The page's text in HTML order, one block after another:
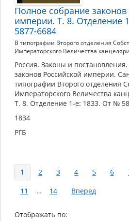
Полное собрание законов
империи. Т. 8. Отделение
5877-6684
В типографии Второго отделения
Императорского Величества
Россия. Законы и
законов Российской империи.
типографии Второго отделения
Императорского Величества
Т. 8. Отделение 1-е: 1833. От №
1834
РГБ
Страницы
1 2 3 4 5 6
11 … 14 Вперед
Отображать по